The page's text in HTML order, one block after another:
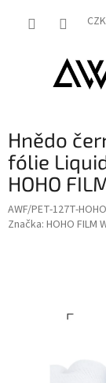
CZK
Hnědo
fólie
HOHO
AWF/PET-127T-HOHO
Značka: HOHO FILM